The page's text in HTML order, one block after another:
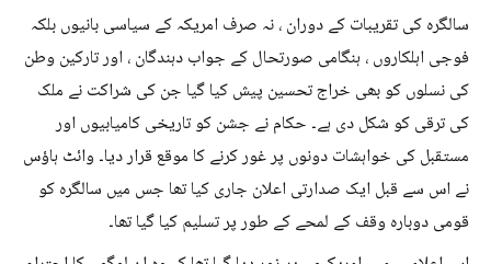
سالگرہ کی تقریبات کے دوران ، نہ صرف امریکہ کے سیاسی بانیوں بلکہ
فوجی اہلکاروں ، ہنگامی صورتحال کے جواب دہندگان ، اور تارکین وطن
کی نسلوں کو بھی خراج تحسین پیش کیا گیا جن کی شراکت نے ملک
کی ترقی کو شکل دی ہے۔ حکام نے جشن کو تاریخی کامیابیوں اور
مستقبل کی خواہشات دونوں پر غور کرنے کا موقع قرار دیا۔ وائٹ ہاؤس
نے اس سے قبل ایک صدارتی اعلان جاری کیا تھا جس میں سالگرہ کو
قومی دوبارہ وقف کے لمحے کے طور پر تسلیم کیا گیا تھا۔